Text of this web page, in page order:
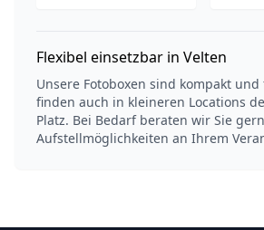
Flexibel einsetzbar in Velten
Unsere Fotoboxen sind kompakt
finden auch in kleineren Locations
Platz. Bei Bedarf beraten wir Sie
Aufstellmöglichkeiten an Ihrem